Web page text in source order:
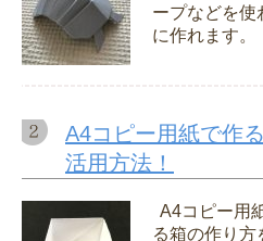
ープなどを使
に作れます。
A4コピー用紙で作
活用方法！
A4コピー用
る箱の作り方